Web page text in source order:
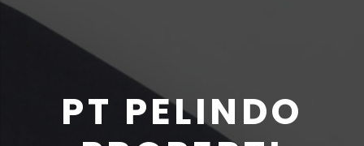
PT PELINDO